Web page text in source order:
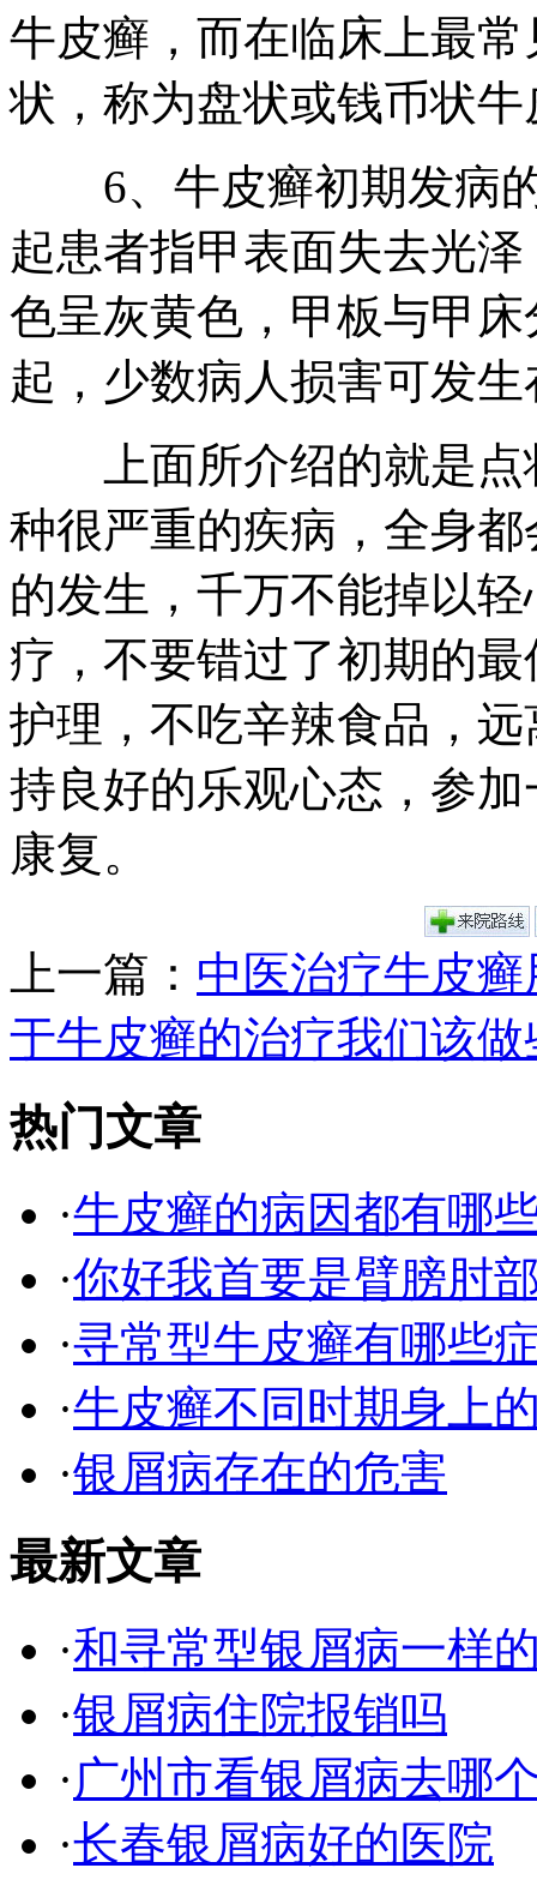
牛皮癣，而在临床上最
状，称为盘状或钱币状牛
6、牛皮癣初期发病的
起患者指甲表面失去光
色呈灰黄色，甲板与甲
起，少数病人损害可发
上面所介绍的就是点
种很严重的疾病，全身
的发生，千万不能掉以
疗，不要错过了初期的
护理，不吃辛辣食品，
持良好的乐观心态，参
康复。
上一篇： 中医治疗牛皮
于牛皮癣的治疗我们该
热门文章
·牛皮癣的病因都有哪
·你好我首要是臂膀肘
·寻常型牛皮癣有哪些
·牛皮癣不同时期身上
·银屑病存在的危害
最新文章
·和寻常型银屑病一样
·银屑病住院报销吗
·广州市看银屑病去哪
·长春银屑病好的医院